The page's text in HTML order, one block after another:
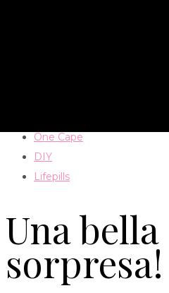
One Cape
DIY
Lifepills
Una bella
sorpresa!